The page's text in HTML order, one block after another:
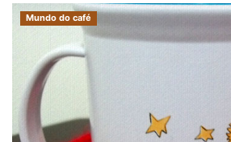
Mundo do café